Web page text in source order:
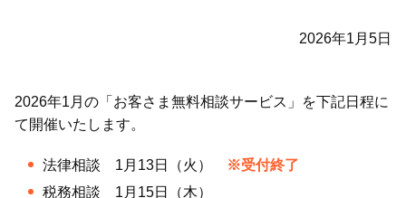
2026年1月5日
2026年1月の「お客さま無料相談サービス」を下記日程に
て開催いたします。
法律相談 1月13日（火）
※受付終了
税務相談 1月15日（木）